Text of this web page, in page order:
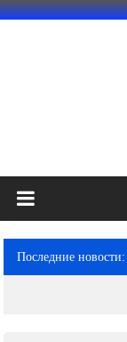
Перейти
АЗИЯ
ТВ
это
телеканал
Последние новости: